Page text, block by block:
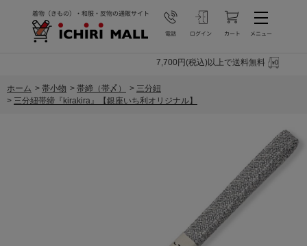
7,700円(税込)以上で送料無料
ホーム > 帯小物 > 帯締（帯〆） > 三分紐
> 三分紐帯締『kirakira』【銀座いち利オリジナル】